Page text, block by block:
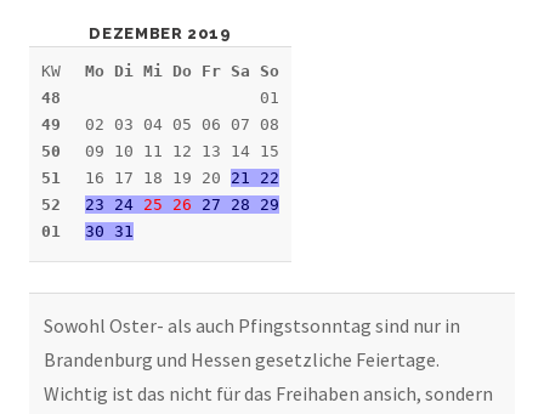
DEZEMBER 2019
KW
48
49
50
51
52
01
Mo Di Mi Do Fr Sa So
01
02 03 04 05 06 07 08
09 10 11 12 13 14 15
16 17 18 19 20 21 22
23 24 25 26 27 28 29
30 31
Sowohl Oster- als auch Pfingstsonntag sind nur in
Brandenburg und Hessen gesetzliche Feiertage.
Wichtig ist das nicht für das Freihaben ansich, sondern